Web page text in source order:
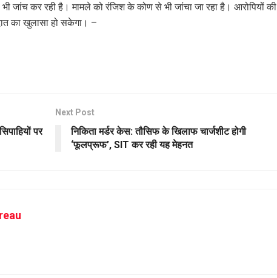
जांच कर रही है। मामले को रंजिश के कोण से भी जांचा जा रहा है। आरोपियों की
का खुलासा हो सकेगा। –
पर
Next Post
निकिता मर्डर केस: तौसिफ के खिलाफ चार्जशीट होगी
‘फूलप्रूफ’, SIT कर रही यह मेहनत